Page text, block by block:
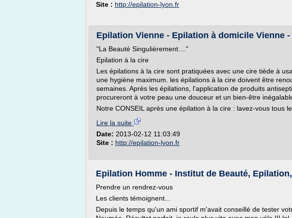
Site : http://epilation-lyon.fr
Epilation Vienne - Epilation à domicile Vienne
"La Beauté Singulièrement...."
Epilation à la cire
Les épilations à la cire sont pratiquées avec une cire tiède à
une hygiène maximum. les épilations à la cire doivent être
semaines. Après les épilations, l'application de produits
procureront à votre peau une douceur et un bien-être
Notre CONSEIL après une épilation à la cire : lavez-vous tous
Lire la suite
Date: 2013-02-12 11:03:49
Site : http://epilation-lyon.fr
Epilation Homme - Institut de Beauté,
Prendre un rendrez-vous
Les clients témoignent...
Depuis le temps qu'un ami sportif m'avait conseillé de tester